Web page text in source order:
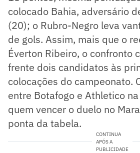
colocado Bahia, adversário
(20); o Rubro-Negro leva
de gols. Assim, mais que o
Éverton Ribeiro, o confronto
frente dois candidatos às
colocações do campeonato.
entre Botafogo e Athletico
quem vencer o duelo no
ponta da tabela.
CONTINUA
APÓS A
PUBLICIDADE